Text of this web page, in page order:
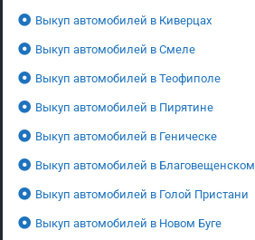
Выкуп автомобилей в Киверцах
Выкуп автомобилей в Смеле
Выкуп автомобилей в Теофиполе
Выкуп автомобилей в Пирятине
Выкуп автомобилей в Геническе
Выкуп автомобилей в Благовещенском
Выкуп автомобилей в Голой Пристани
Выкуп автомобилей в Новом Буге